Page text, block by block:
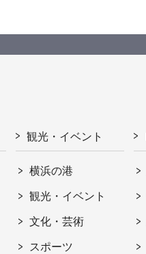
観光・イベント
横浜の港
観光・イベント
文化・芸術
スポーツ